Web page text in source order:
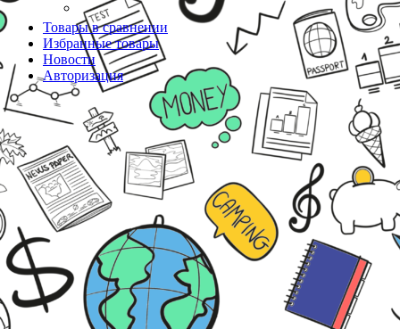
Товары в сравнении
Избранные товары
Новости
Авторизация